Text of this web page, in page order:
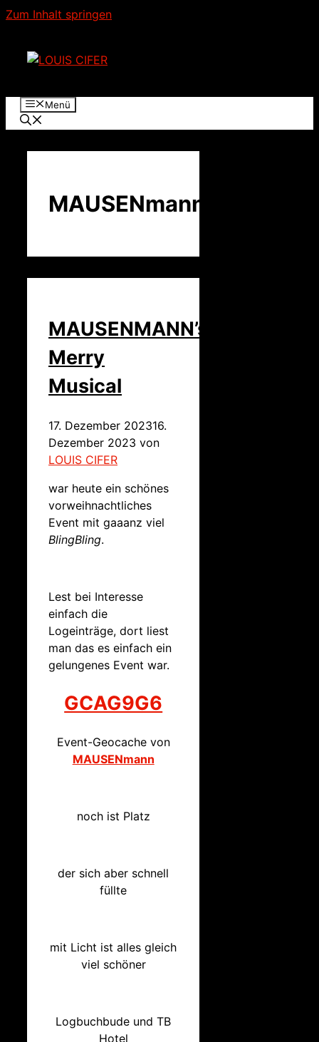
Zum Inhalt springen
Menü
MAUSENmann
MAUSENMANN’s
Merry
Musical
17. Dezember 202316.
Dezember 2023 von
LOUIS CIFER
war heute ein schönes
vorweihnachtliches
Event mit gaaanz viel
BlingBling.
Lest bei Interesse
einfach die
Logeinträge, dort liest
man das es einfach ein
gelungenes Event war.
GCAG9G6
Event-Geocache von
MAUSENmann
noch ist Platz
der sich aber schnell
füllte
mit Licht ist alles gleich
viel schöner
Logbuchbude und TB
Hotel